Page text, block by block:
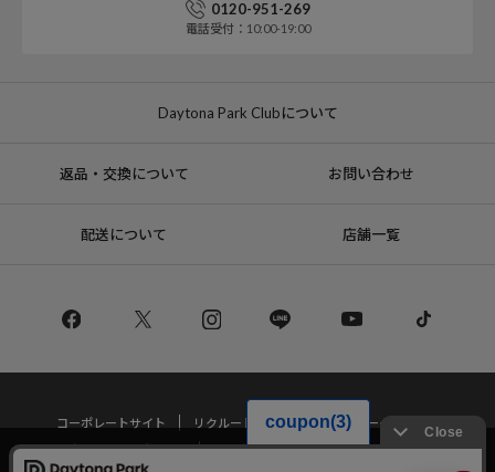
0120-951-269
電話受付：10:00-19:00
Daytona Park Clubについて
返品・交換について お問い合わせ
配送について 店舗一覧
コーポレートサイト リクルート
サステナブルマークについて
プライバシーポリシー
特定商取引法・古物営業法に基づく表記
当サイトでは利用体験の向上およびコンテンツの最適な提供、トラフィック